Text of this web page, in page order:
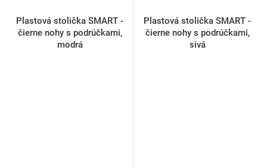
Plastová stolička SMART -
čierne nohy s podrúčkami,
modrá
Plastová stolička SMART -
čierne nohy s podrúčkami,
sivá